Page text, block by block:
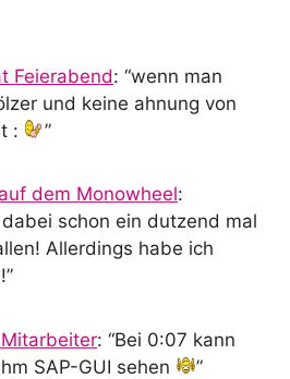
Feierabend: “wenn man
und keine ahnung von
:
”
dem Monowheel:
schon ein dutzend mal
Allerdings habe ich
”
: “Bei 0:07 kann
SAP-GUI sehen
”